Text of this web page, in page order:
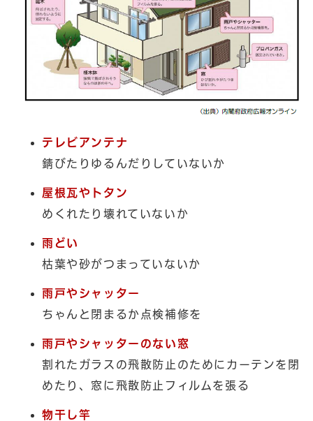
テレビアンテナ
錆びたりゆるんだりしていないか
屋根瓦やトタン
めくれたり壊れていないか
雨どい
枯葉や砂がつまっていないか
雨戸やシャッター
ちゃんと閉まるか点検補修を
雨戸やシャッターのない窓
割れたガラスの飛散防止のためにカーテンを閉
めたり、窓に飛散防止フィルムを張る
物干し竿